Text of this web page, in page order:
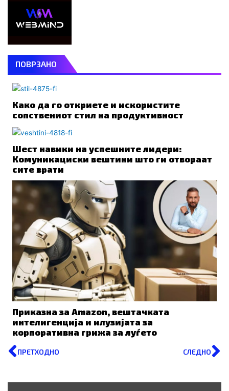
ПОВРЗАНО
Како да го откриете и искористите
сопствениот стил на продуктивност
Шест навики на успешните лидери:
Комуникациски вештини што ги отвораат
сите врати
Приказна за Amazon, вештачката
интелигенција и илузијата за
корпоративна грижа за луѓето
Prev
ПРЕТХОДНО СЛЕДНО